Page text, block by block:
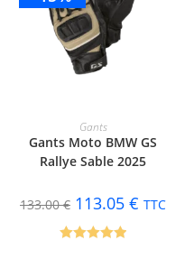
CHOIX DES OPTIONS
Gants
Gants Moto BMW GS
Rallye Sable 2025
133.00€ 113.05 € TTC